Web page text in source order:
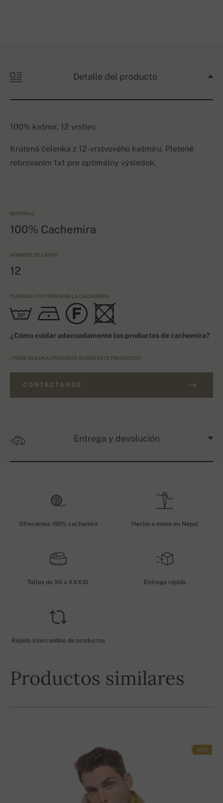
Detalle del producto
100% kašmír, 12 vrstiev.
Krútená čelenka z 12-vrstvového kašmíru. Pletené
rebrovaním 1x1 pre optimálny výsledok.
MATERIAL
100% Cachemira
NÚMERO DE CAPAS
12
CUIDADO POSTERIOR DE LA CACHEMIRA
¿Cómo cuidar adecuadamente los productos de cachemira?
¿TIENE ALGUNA PREGUNTA SOBRE ESTE PRODUCTO?
CONTÁCTANOS
Entrega y devolución
Ofrecemos 100% cachemira Hecho a mano en Nepal
Tallas de XS a XXXXL Entrega rápida
Rápido intercambio de productos
Productos similares
-13%